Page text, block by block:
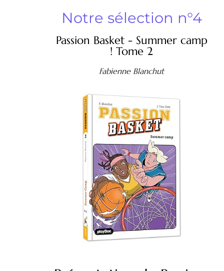
Notre sélection n°4
Passion Basket - Summer camp
! Tome 2
Fabienne Blanchut